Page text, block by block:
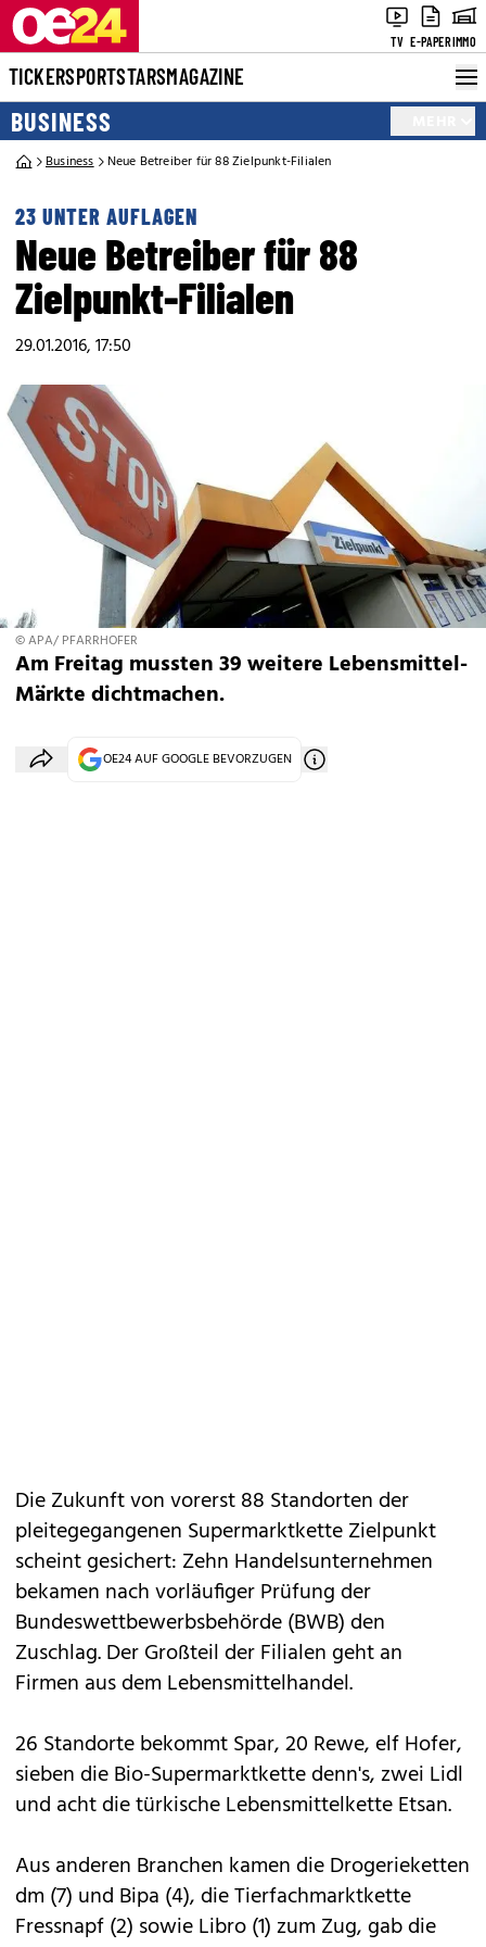
TV E-PAPERIMMO
TICKERSPORTSTARSMAGAZINE
BUSINESS
Business Neue Betreiber für 88 Zielpunkt-Filialen
23 UNTER AUFLAGEN
Neue Betreiber für 88
Zielpunkt-Filialen
29.01.2016, 17:50
© APA/ PFARRHOFER
Am Freitag mussten 39 weitere Lebensmittel-
Märkte dichtmachen.
OE24 AUF GOOGLE BEVORZUGEN
Die Zukunft von vorerst 88 Standorten der
pleitegegangenen Supermarktkette Zielpunkt
scheint gesichert: Zehn Handelsunternehmen
bekamen nach vorläufiger Prüfung der
Bundeswettbewerbsbehörde (BWB) den
Zuschlag. Der Großteil der Filialen geht an
Firmen aus dem Lebensmittelhandel.
26 Standorte bekommt Spar, 20 Rewe, elf Hofer,
sieben die Bio-Supermarktkette denn's, zwei Lidl
und acht die türkische Lebensmittelkette Etsan.
Aus anderen Branchen kamen die Drogerieketten
dm (7) und Bipa (4), die Tierfachmarktkette
Fressnapf (2) sowie Libro (1) zum Zug, gab die